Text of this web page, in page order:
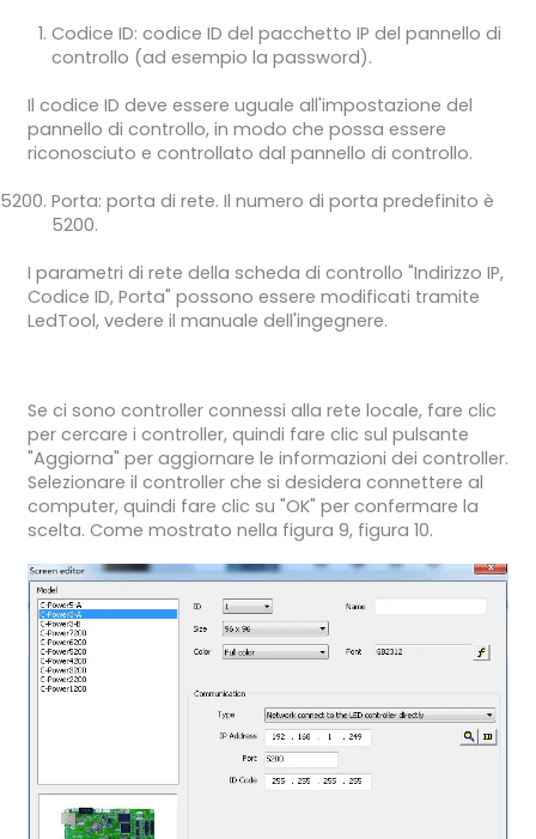
Codice ID: codice ID del pacchetto IP del pannello di
controllo (ad esempio la password).
Il codice ID deve essere uguale all'impostazione del
pannello di controllo, in modo che possa essere
riconosciuto e controllato dal pannello di controllo.
Porta: porta di rete. Il numero di porta predefinito è
5200.
I parametri di rete della scheda di controllo "Indirizzo IP,
Codice ID, Porta" possono essere modificati tramite
LedTool, vedere il manuale dell'ingegnere.
Se ci sono controller connessi alla rete locale, fare clic
per cercare i controller, quindi fare clic sul pulsante
"Aggiorna" per aggiornare le informazioni dei controller.
Selezionare il controller che si desidera connettere al
computer, quindi fare clic su "OK" per confermare la
scelta. Come mostrato nella figura 9, figura 10.